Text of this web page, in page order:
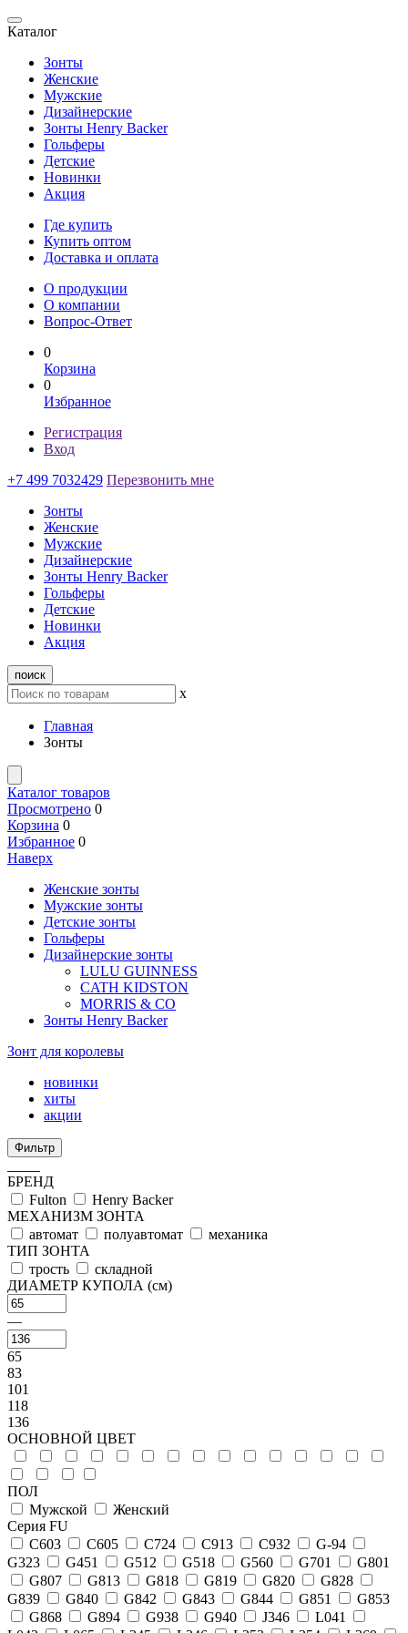
Каталог
Зонты
Женские
Мужские
Дизайнерские
Зонты Henry Backer
Гольферы
Детские
Новинки
Акция
Где купить
Купить оптом
Доставка и оплата
О продукции
О компании
Вопрос-Ответ
0
Корзина
0
Избранное
Регистрация
Вход
+7 499 7032429 Перезвонить мне
Зонты
Женские
Мужские
Дизайнерские
Зонты Henry Backer
Гольферы
Детские
Новинки
Акция
поиск
x
Главная
Зонты
Каталог товаров
Просмотрено 0
Корзина 0
Избранное 0
Наверх
Женские зонты
Мужские зонты
Детские зонты
Гольферы
Дизайнерские зонты
LULU GUINNESS
CATH KIDSTON
MORRIS & CO
Зонты Henry Backer
Зонт для королевы
новинки
хиты
акции
Фильтр
БРЕНД
Fulton
Henry Backer
МЕХАНИЗМ ЗОНТА
автомат
полуавтомат
механика
ТИП ЗОНТА
трость
складной
ДИАМЕТР КУПОЛА (см)
—
65
83
101
118
136
ОСНОВНОЙ ЦВЕТ
ПОЛ
Мужской
Женский
Серия FU
C603
C605 C724 C913 C932
G-94
G323
G451 G512 G518 G560 G701
G801
G807
G813 G818 G819 G820
G828
G839
G840 G842 G843 G844 G851
G853
G868
G894 G938 G940 J346
L041